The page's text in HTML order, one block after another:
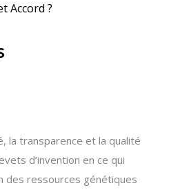
Accord ?
la transparence et la qualité
d’invention en ce qui
des ressources génétiques